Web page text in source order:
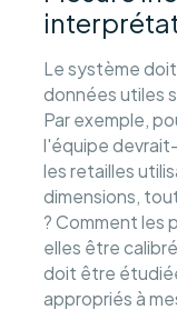
Le système
données utiles
Par exemple,
l'équipe
les retailles
dimensions,
? Comment les
elles être
doit être
appropriés à